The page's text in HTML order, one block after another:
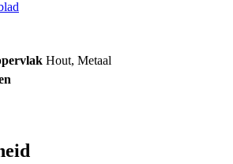
Hout, Metaal